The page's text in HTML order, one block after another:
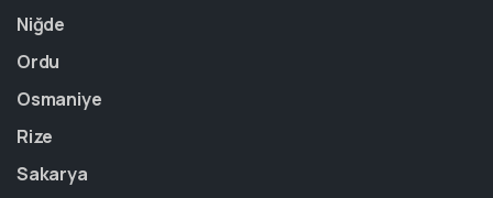
Niğde
Ordu
Osmaniye
Rize
Sakarya